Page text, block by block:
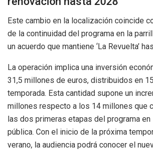
Este cambio en la localización coincide
de la continuidad del programa en la
un acuerdo que mantiene ‘La Revuelta’
La operación implica una inversión
31,5 millones de euros, distribuidos en
temporada. Esta cantidad supone un
millones respecto a los 14 millones que
las dos primeras etapas del programa
pública. Con el inicio de la próxima
verano, la audiencia podrá conocer el